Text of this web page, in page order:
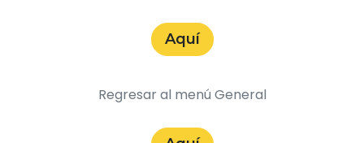
Aquí​
Regresar al menú General